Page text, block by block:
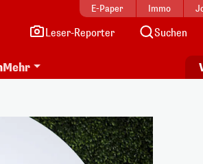
E-Paper Immo
Leser-Reporter Suchen
Mehr